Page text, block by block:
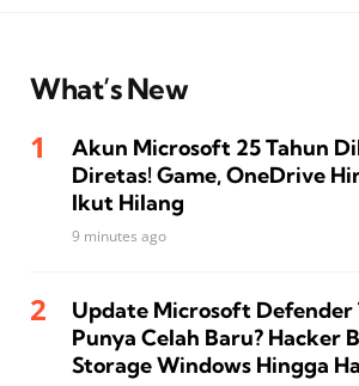
What’s New
Akun Microsoft 25 Tahun
Diretas! Game, OneDrive
Ikut Hilang
9 minutes ago
Update Microsoft Defender
Punya Celah Baru? Hacker
Storage Windows Hingga